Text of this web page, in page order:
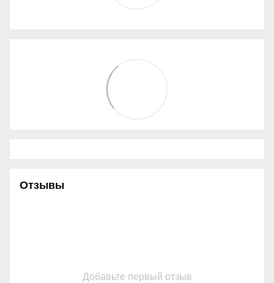
Отзывы
Добавьте первый отзыв